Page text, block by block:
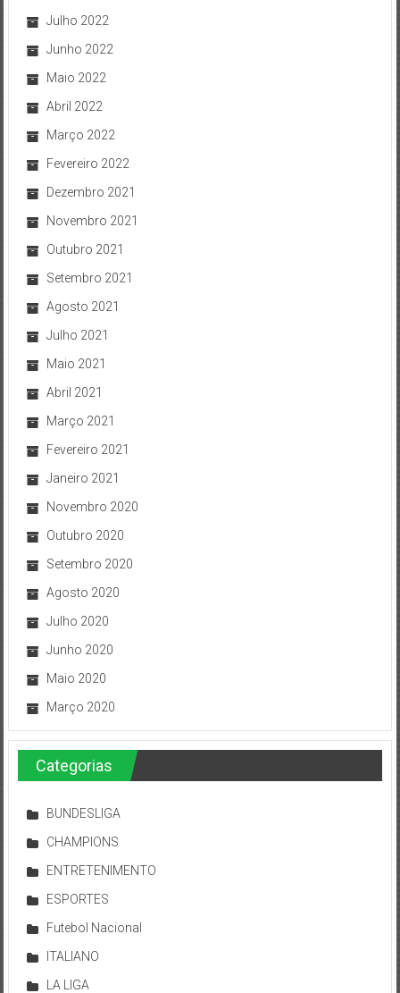
Julho 2022
Junho 2022
Maio 2022
Abril 2022
Março 2022
Fevereiro 2022
Dezembro 2021
Novembro 2021
Outubro 2021
Setembro 2021
Agosto 2021
Julho 2021
Maio 2021
Abril 2021
Março 2021
Fevereiro 2021
Janeiro 2021
Novembro 2020
Outubro 2020
Setembro 2020
Agosto 2020
Julho 2020
Junho 2020
Maio 2020
Março 2020
Categorias
BUNDESLIGA
CHAMPIONS
ENTRETENIMENTO
ESPORTES
Futebol Nacional
ITALIANO
LA LIGA